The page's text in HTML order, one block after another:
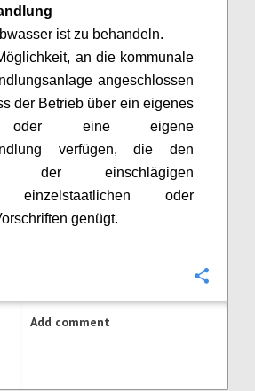
ist zu behandeln.
an die kommunale
angeschlossen
der Betrieb über ein eigenes
oder eine eigene
verfügen, die den
der einschlägigen
einzelstaatlichen oder
genügt.
Add comment